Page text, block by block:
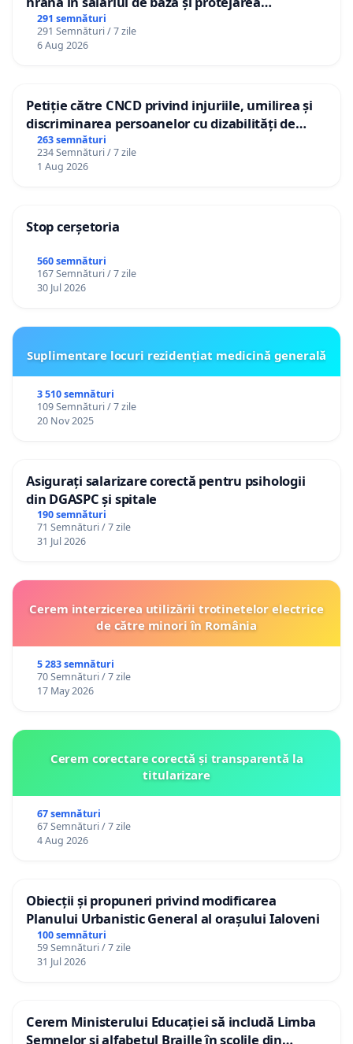
gradațiilor de vechime pentru asistenții
personali
291 semnături
291 Semnături / 7 zile
6 Aug 2026
Petiție către CNCD privind injuriile, umilirea și
discriminarea persoanelor cu dizabilități de
către utilizatorul TikTok „Gorici”
263 semnături
234 Semnături / 7 zile
1 Aug 2026
Stop cerșetoria
560 semnături
167 Semnături / 7 zile
30 Jul 2026
Suplimentare locuri rezidențiat medicină generală
3 510 semnături
109 Semnături / 7 zile
20 Nov 2025
Asigurați salarizare corectă pentru psihologii
din DGASPC și spitale
190 semnături
71 Semnături / 7 zile
31 Jul 2026
Cerem interzicerea utilizării trotinetelor electrice
de către minori în România
5 283 semnături
70 Semnături / 7 zile
17 May 2026
Cerem corectare corectă și transparentă la
titularizare
67 semnături
67 Semnături / 7 zile
4 Aug 2026
Obiecții și propuneri privind modificarea
Planului Urbanistic General al orașului Ialoveni
100 semnături
59 Semnături / 7 zile
31 Jul 2026
Cerem Ministerului Educației să includă Limba
Semnelor și alfabetul Braille în școlile din